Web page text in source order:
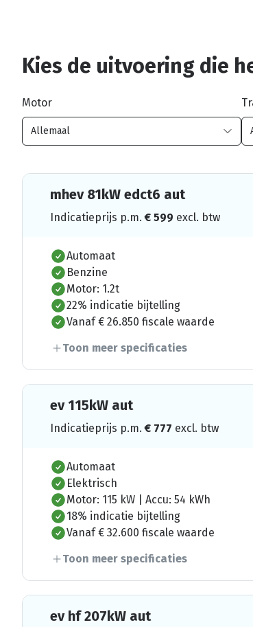
Kies de uitvoering die
Motor
mhev 81kW edct6 aut
Indicatieprijs p.m.€ 599 excl. btw
Automaat
Benzine
Motor: 1.2t
22% indicatie bijtelling
Vanaf € 26.850 fiscale waarde
Toon meer specificaties
ev 115kW aut
Indicatieprijs p.m.€ 777 excl. btw
Automaat
Elektrisch
Motor: 115 kW | Accu: 54 kWh
18% indicatie bijtelling
Vanaf € 32.600 fiscale waarde
Toon meer specificaties
ev hf 207kW aut